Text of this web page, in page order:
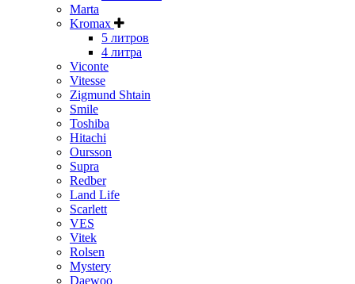
Marta
Kromax
5 литров
4 литра
Viconte
Vitesse
Zigmund Shtain
Smile
Toshiba
Hitachi
Oursson
Supra
Redber
Land Life
Scarlett
VES
Vitek
Rolsen
Mystery
Daewoo